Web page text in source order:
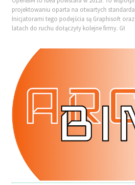
projektowaniu oparta na otwartych
Inicjatorami tego podejścia są Graphisoft oraz
latach do ruchu dołączyły kolejne firmy. Gł